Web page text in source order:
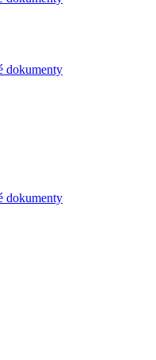
dokumenty
dokumenty